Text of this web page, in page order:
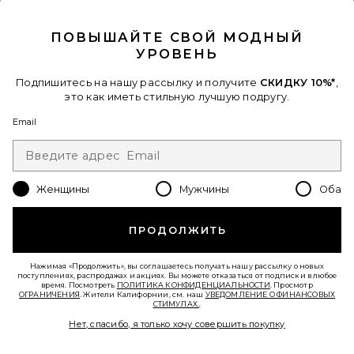
superdown
$44 (ФИНАЛЬНАЯ РАСПРОДАЖА)
Previous price:
$110
ПОВЫШАЙТЕ СВОЙ МОДНЫЙ
УРОВЕНЬ
Подпишитесь на нашу рассылку и получите СКИДКУ 10%*
это как иметь стильную лучшую подругу.
Email
Женщины Мужчины Оба
ПРОДОЛЖИТЬ
Нажимая «Продолжить», вы соглашаетесь получать нашу рассылку о новых
поступлениях, распродажах и акциях. Вы можете отказаться от подписки в любое
время. Посмотреть ПОЛИТИКА КОНФИДЕНЦИАЛЬНОСТИ . Просмотр
ОГРАНИЧЕНИЯ . Жители Калифорнии, см. наш УВЕДОМЛЕНИЕ О ФИНАНСОВЫХ
СТИМУЛАХ.
Нет, спасибо, я только хочу совершить покупку